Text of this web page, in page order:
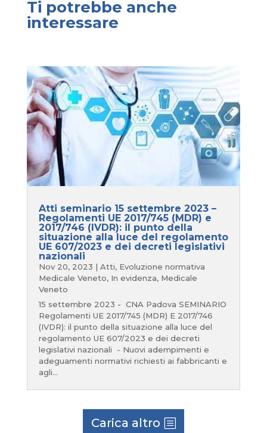
Ti potrebbe anche
interessare
Atti seminario 15 settembre 2023 –
Regolamenti UE 2017/745 (MDR) e
2017/746 (IVDR): il punto della
situazione alla luce del regolamento
UE 607/2023 e dei decreti legislativi
nazionali
Nov 20, 2023 | Atti, Evoluzione normativa
Medicale Veneto, In evidenza, Medicale
Veneto
15 settembre 2023 - CNA Padova SEMINARIO
Regolamenti UE 2017/745 (MDR) E 2017/746
(IVDR): il punto della situazione alla luce del
regolamento UE 607/2023 e dei decreti
legislativi nazionali - Nuovi adempimenti e
adeguamenti normativi richiesti ai fabbricanti e
agli...
Carica altro